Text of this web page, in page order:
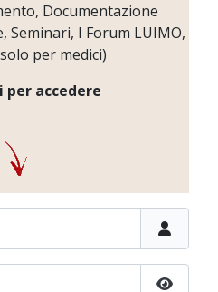
Documentazione
Seminari, I Forum LUIMO,
per medici)
accedere